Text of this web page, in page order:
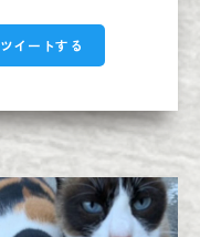
ツイートする